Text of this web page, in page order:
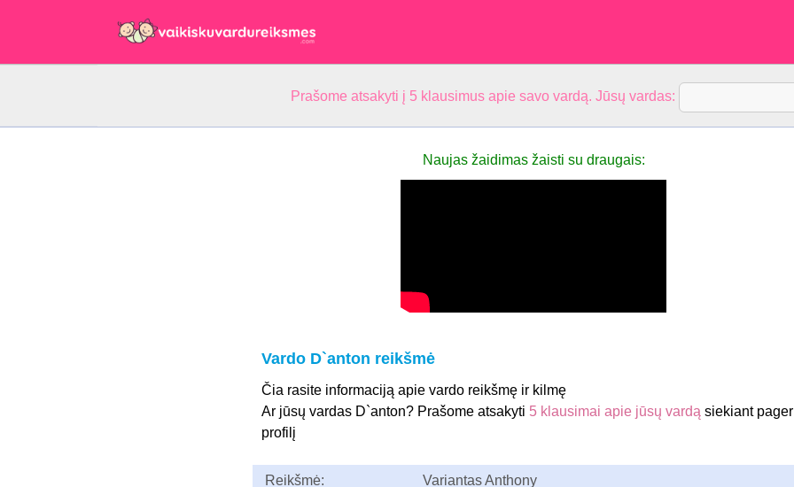
Prašome atsakyti į 5 klausimus apie savo vardą. Jūsų vardas:
Naujas žaidimas žaisti su draugais:
Vardo D`anton reikšmė
Čia rasite informaciją apie vardo reikšmę ir kilmę
Ar jūsų vardas D`anton? Prašome atsakyti 5 klausimai apie jūsų vardą siekiant
profilį
Reikšmė: Variantas Anthony